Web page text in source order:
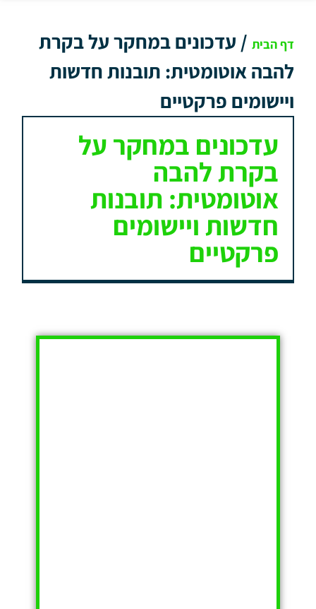
דף הבית / עדכונים במחקר על בקרת
להבה אוטומטית: תובנות חדשות
ויישומים פרקטיים
עדכונים במחקר על
בקרת להבה
אוטומטית: תובנות
חדשות ויישומים
פרקטיים